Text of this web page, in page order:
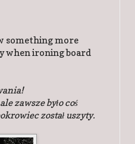
something more
when ironing board
zawsze było coś
został uszyty.